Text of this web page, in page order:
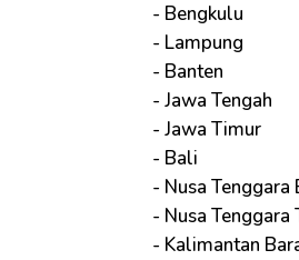
- Bengkulu
- Lampung
- Banten
- Jawa Tengah
- Jawa Timur
- Bali
- Nusa Tenggara
- Nusa Tenggara
- Kalimantan